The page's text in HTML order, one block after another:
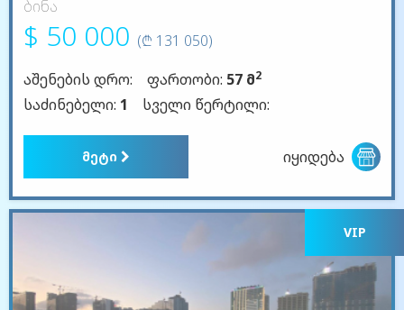
ბინა
$ 50 000 (₾ 131 050)
აშენების დრო:
ფართობი: 57 მ2
საძინებელი: 1 სველი წერტილი:
მეტი იყიდება
VIP